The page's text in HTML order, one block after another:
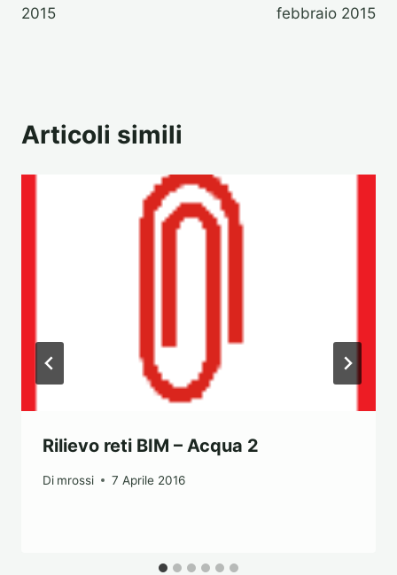
2015
febbraio 2015
Articoli simili
Rilievo reti BIM – Acqua 2
Di mrossi 7 Aprile 2016